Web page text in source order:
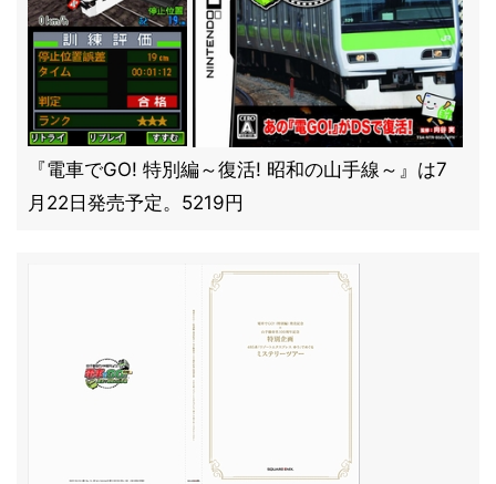
『電車でGO! 特別編～復活! 昭和の山手線～』は7
月22日発売予定。5219円